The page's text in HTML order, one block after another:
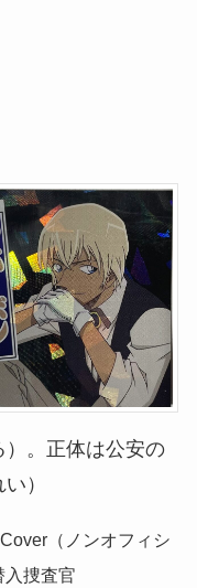
。正体は公安の
）
（ノンオフィシ
入捜査官